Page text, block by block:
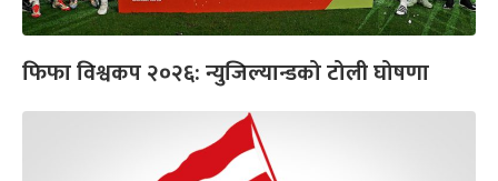
फिफा विश्वकप २०२६: न्युजिल्यान्डको टोली घोषणा